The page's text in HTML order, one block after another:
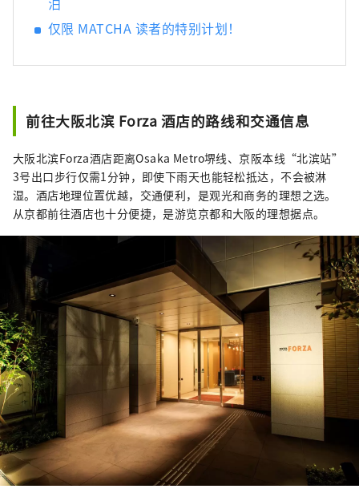
仅限 MATCHA 读者的特别计划！
前往大阪北滨 Forza 酒店的路线和交通信息
大阪北滨Forza酒店距离Osaka Metro堺线、京阪本线“北滨站”
3号出口步行仅需1分钟，即使下雨天也能轻松抵达，不会被淋
湿。酒店地理位置优越，交通便利，是观光和商务的理想之选。
从京都前往酒店也十分便捷，是游览京都和大阪的理想据点。